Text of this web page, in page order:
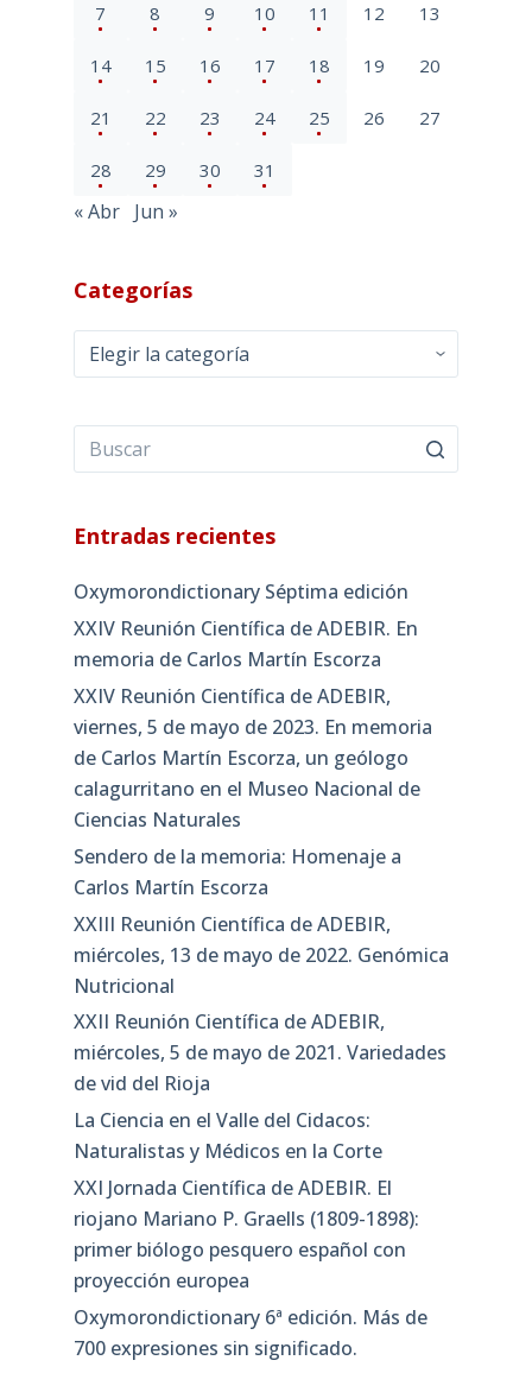
7 8 9 10 11 12 13
14 15 16 17 18 19 20
21 22 23 24 25 26 27
28 29 30 31
« Abr Jun »
Categorías
Categorías
Entradas recientes
Oxymorondictionary Séptima edición
XXIV Reunión Científica de ADEBIR. En
memoria de Carlos Martín Escorza
XXIV Reunión Científica de ADEBIR,
viernes, 5 de mayo de 2023. En memoria
de Carlos Martín Escorza, un geólogo
calagurritano en el Museo Nacional de
Ciencias Naturales
Sendero de la memoria: Homenaje a
Carlos Martín Escorza
XXIII Reunión Científica de ADEBIR,
miércoles, 13 de mayo de 2022. Genómica
Nutricional
XXII Reunión Científica de ADEBIR,
miércoles, 5 de mayo de 2021. Variedades
de vid del Rioja
La Ciencia en el Valle del Cidacos:
Naturalistas y Médicos en la Corte
XXI Jornada Científica de ADEBIR. El
riojano Mariano P. Graells (1809-1898):
primer biólogo pesquero español con
proyección europea
Oxymorondictionary 6ª edición. Más de
700 expresiones sin significado.